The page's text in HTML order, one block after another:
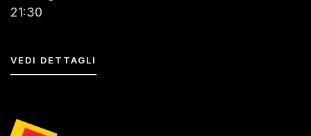
21:30
VEDI DETTAGLI